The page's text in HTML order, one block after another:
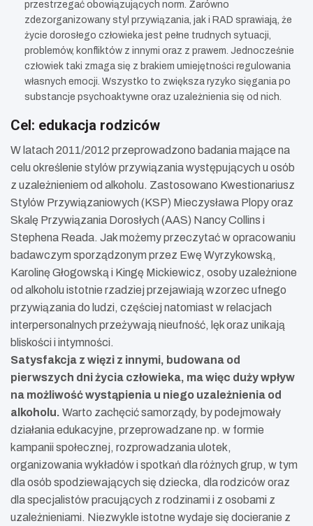
przestrzegać obowiązujących norm. Zarówno
zdezorganizowany styl przywiązania, jak i RAD sprawiają, że
życie dorosłego człowieka jest pełne trudnych sytuacji,
problemów, konfliktów z innymi oraz z prawem. Jednocześnie
człowiek taki zmaga się z brakiem umiejętności regulowania
własnych emocji. Wszystko to zwiększa ryzyko sięgania po
substancje psychoaktywne oraz uzależnienia się od nich.
Cel: edukacja rodziców
W latach 2011/2012 przeprowadzono badania mające na
celu określenie stylów przywiązania występujących u osób
z uzależnieniem od alkoholu. Zastosowano Kwestionariusz
Stylów Przywiązaniowych (KSP) Mieczysława Plopy oraz
Skalę Przywiązania Dorosłych (AAS) Nancy Collins i
Stephena Reada. Jak możemy przeczytać w opracowaniu
badawczym sporządzonym przez Ewę Wyrzykowską,
Karolinę Głogowską i Kingę Mickiewicz, osoby uzależnione
od alkoholu istotnie rzadziej przejawiają wzorzec ufnego
przywiązania do ludzi, częściej natomiast w relacjach
interpersonalnych przeżywają nieufność, lęk oraz unikają
bliskości i intymności.
Satysfakcja z więzi z innymi, budowana od
pierwszych dni życia człowieka, ma więc duży wpływ
na możliwość wystąpienia u niego uzależnienia od
alkoholu. Warto zachęcić samorządy, by podejmowały
działania edukacyjne, przeprowadzane np. w formie
kampanii społecznej, rozprowadzania ulotek,
organizowania wykładów i spotkań dla różnych grup, w tym
dla osób spodziewających się dziecka, dla rodziców oraz
dla specjalistów pracujących z rodzinami i z osobami z
uzależnieniami. Niezwykle istotne wydaje się docieranie z